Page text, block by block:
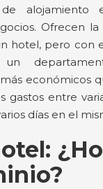
alojamiento
Ofrecen
hotel, pero con
económicos
gastos entre
días en el